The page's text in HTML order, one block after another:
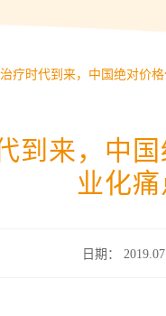
疗时代到来，中国绝对价
到来，中
业化痛
日期：